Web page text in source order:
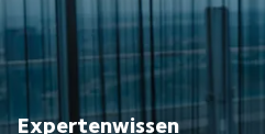
Expertenwissen